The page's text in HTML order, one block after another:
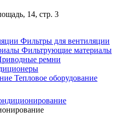
14, стр. 3
Фильтры для вентиляции
Фильтрующие материалы
ремни
Тепловое оборудование